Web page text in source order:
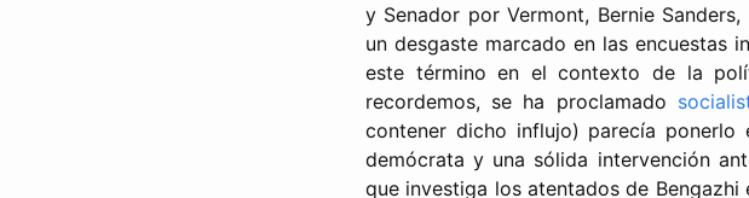
y Senador por Vermont, Bernie
un desgaste marcado en las encuestas
este término en el contexto de la
recordemos, se ha proclamado
contener dicho influjo) parecía
demócrata y una sólida intervención
que investiga los atentados de